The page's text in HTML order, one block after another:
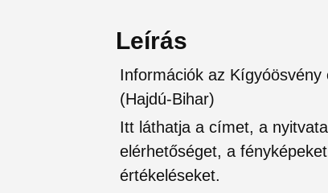
Leírás
Információk az
(Hajdú-Bihar)
Itt láthatja a címet, a
elérhetőséget, a
értékeléseket.